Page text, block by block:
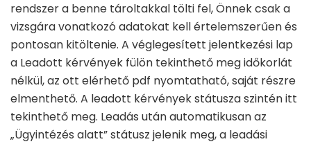
rendszer a benne tároltakkal tölti fel, Önnek csak a
vizsgára vonatkozó adatokat kell értelemszerűen és
pontosan kitöltenie. A véglegesített jelentkezési lap
a Leadott kérvények fülön tekinthető meg időkorlát
nélkül, az ott elérhető pdf nyomtatható, saját részre
elmenthető. A leadott kérvények státusza szintén itt
tekinthető meg. Leadás után automatikusan az
„Ügyintézés alatt” státusz jelenik meg, a leadási